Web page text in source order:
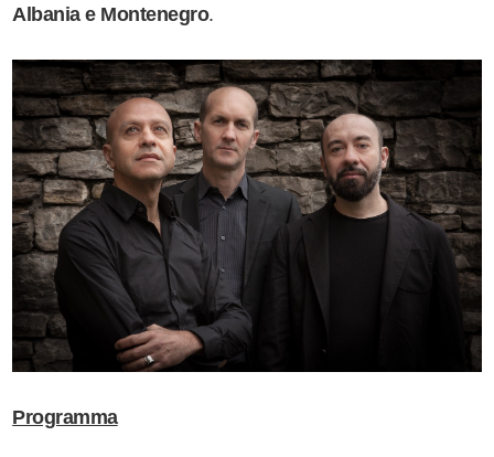
Albania e Montenegro.
Programma